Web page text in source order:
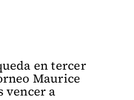
en tercer
Maurice
vencer a